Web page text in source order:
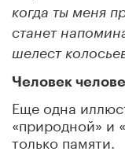
когда ты меня
станет
шелест
Человек
Еще одна
«природной» и
только памяти.